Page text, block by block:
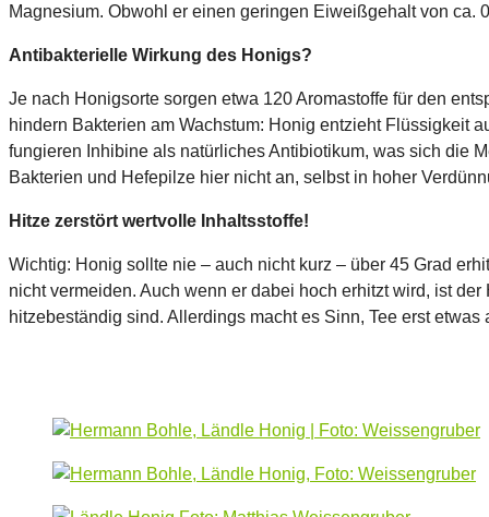
Magnesium. Obwohl er einen geringen Eiweißgehalt von
Antibakterielle Wirkung des Honigs?
Je nach Honigsorte sorgen etwa 120 Aromastoffe für den
hindern Bakterien am Wachstum: Honig entzieht Flüssigkeit
fungieren Inhibine als natürliches Antibiotikum, was sich die
Bakterien und Hefepilze hier nicht an, selbst in hoher
Hitze zerstört wertvolle Inhaltsstoffe!
Wichtig: Honig sollte nie – auch nicht kurz – über 45 Grad
nicht vermeiden. Auch wenn er dabei hoch erhitzt wird, ist
hitzebeständig sind. Allerdings macht es Sinn, Tee erst